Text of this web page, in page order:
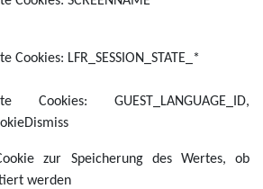
Cookies: LFR_SESSION_STATE_*
Cookies: GUEST_LANGUAGE_ID,
zur Speicherung des Wertes, ob
werden